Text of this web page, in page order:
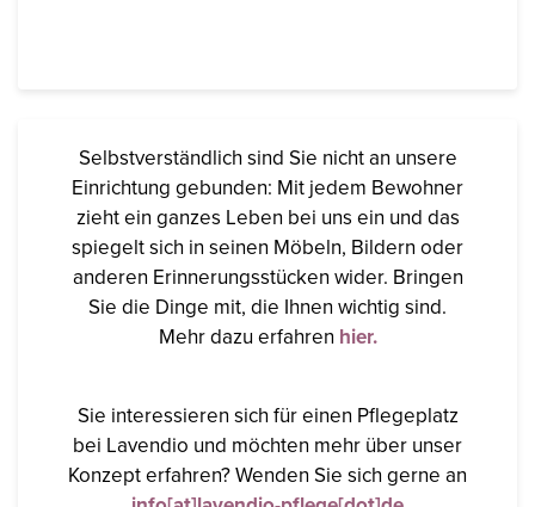
Selbstverständlich sind Sie nicht an unsere
Einrichtung gebunden: Mit jedem Bewohner
zieht ein ganzes Leben bei uns ein und das
spiegelt sich in seinen Möbeln, Bildern oder
anderen Erinnerungsstücken wider. Bringen
Sie die Dinge mit, die Ihnen wichtig sind.
Mehr dazu erfahren hier.
Sie interessieren sich für einen Pflegeplatz
bei Lavendio und möchten mehr über unser
Konzept erfahren? Wenden Sie sich gerne an